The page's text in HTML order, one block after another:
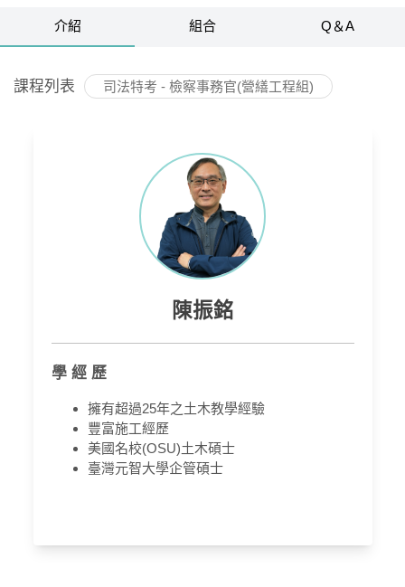
介紹 組合 Q＆A
課程列表 司法特考 - 檢察事務官(營繕工程組)
陳振銘
學 經 歷
擁有超過25年之土木教學經驗
豐富施工經歷
美國名校(OSU)土木碩士
臺灣元智大學企管碩士